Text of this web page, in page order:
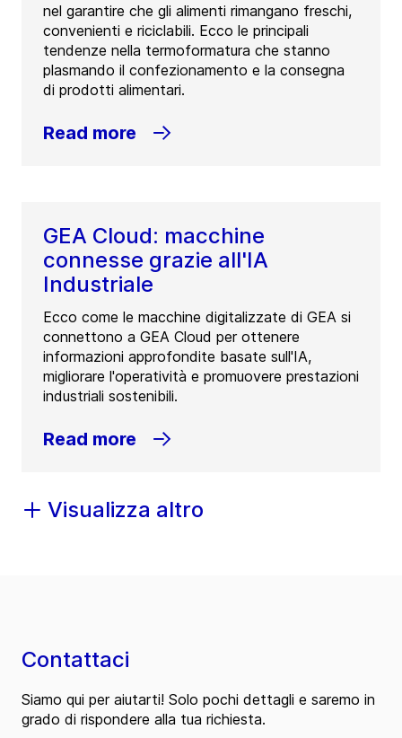
nel garantire che gli alimenti rimangano freschi,
convenienti e riciclabili. Ecco le principali
tendenze nella termoformatura che stanno
plasmando il confezionamento e la consegna
di prodotti alimentari.
Read more
GEA Cloud: macchine
connesse grazie all'IA
Industriale
Ecco come le macchine digitalizzate di GEA si
connettono a GEA Cloud per ottenere
informazioni approfondite basate sull'IA,
migliorare l'operatività e promuovere prestazioni
industriali sostenibili.
Read more
Visualizza altro
Contattaci
Siamo qui per aiutarti! Solo pochi dettagli e saremo in
grado di rispondere alla tua richiesta.